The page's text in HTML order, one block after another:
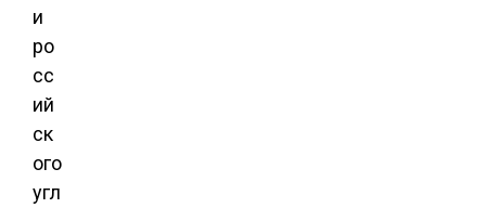
и
ро
сс
ий
ск
ого
угл